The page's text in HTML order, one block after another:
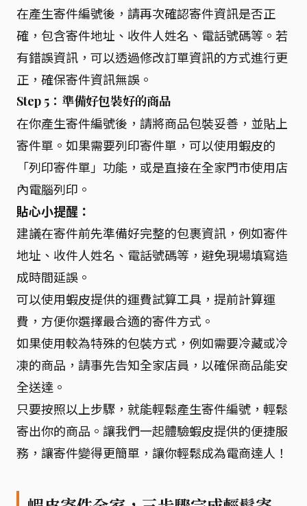
在產生寄件編號後，請再次確認寄件資訊是否正
確，包含寄件地址、收件人姓名、電話號碼等。若
有錯誤資訊，可以透過修改訂單資訊的方式進行更
正，確保寄件資訊無誤。
Step 5：準備好包裝好的商品
在你產生寄件編號後，請將商品包裝妥善，並貼上
寄件單。如果需要列印寄件單，可以使用蝦皮的
「列印寄件單」功能，或是直接在全家門市使用店
內電腦列印。
貼心小提醒：
建議在寄件前先準備好完整的包裹資訊，例如寄件
地址、收件人姓名、電話號碼等，避免現場填寫造
成時間延誤。
可以使用蝦皮提供的運費試算工具，提前計算運
費，方便你選擇最合適的寄件方式。
如果使用較為特殊的包裝方式，例如需要冷藏或冷
凍的商品，請事先告知全家店員，以確保商品能安
全送達。
只要按照以上步驟，就能輕鬆產生寄件編號，輕鬆
寄出你的商品。讓我們一起體驗蝦皮提供的便捷服
務，讓寄件變得更簡單，讓你輕鬆成為電商達人！